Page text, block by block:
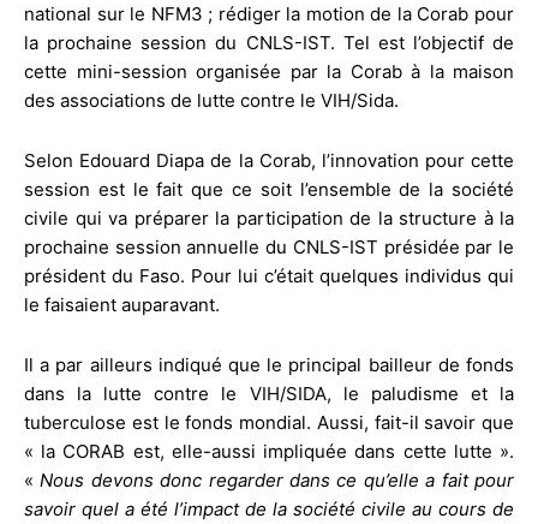
national sur le NFM3 ; rédiger la motion de la Corab pour
la prochaine session du CNLS-IST. Tel est l’objectif de
cette mini-session organisée par la Corab à la maison
des associations de lutte contre le VIH/Sida.
Selon Edouard Diapa de la Corab, l’innovation pour cette
session est le fait que ce soit l’ensemble de la société
civile qui va préparer la participation de la structure à la
prochaine session annuelle du CNLS-IST présidée par le
président du Faso. Pour lui c’était quelques individus qui
le faisaient auparavant.
Il a par ailleurs indiqué que le principal bailleur de fonds
dans la lutte contre le VIH/SIDA, le paludisme et la
tuberculose est le fonds mondial. Aussi, fait-il savoir que
« la CORAB est, elle-aussi impliquée dans cette lutte ».
«Nous devons donc regarder dans ce qu’elle a fait pour
savoir quel a été l’impact de la société civile au cours de